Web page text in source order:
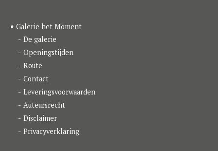
Galerie het Moment
De galerie
Openingstijden
Route
Contact
Leveringsvoorwaarden
Auteursrecht
Disclaimer
Privacyverklaring